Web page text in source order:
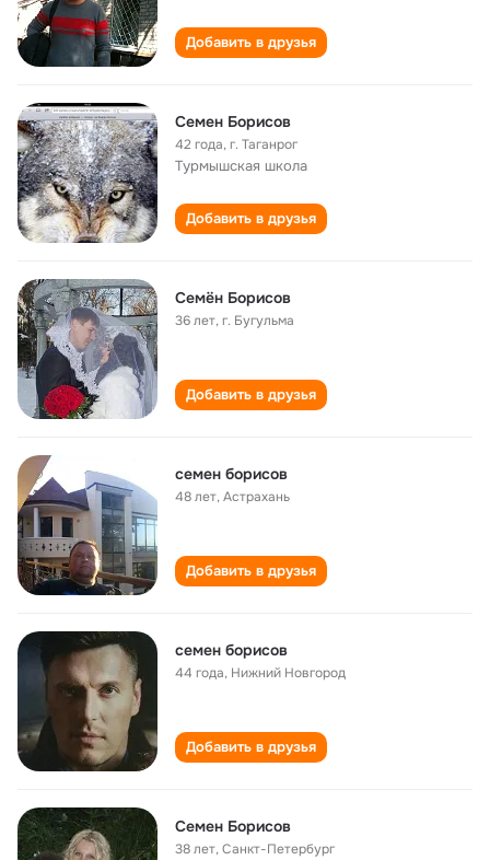
Добавить в друзья
Семен Борисов
42 года,г. Таганрог
Турмышская школа
Добавить в друзья
Семён Борисов
36 лет,г. Бугульма
Добавить в друзья
семен борисов
48 лет,Астрахань
Добавить в друзья
семен борисов
44 года, Нижний Новгород
Добавить в друзья
Семен Борисов
38 лет,Санкт-Петербург